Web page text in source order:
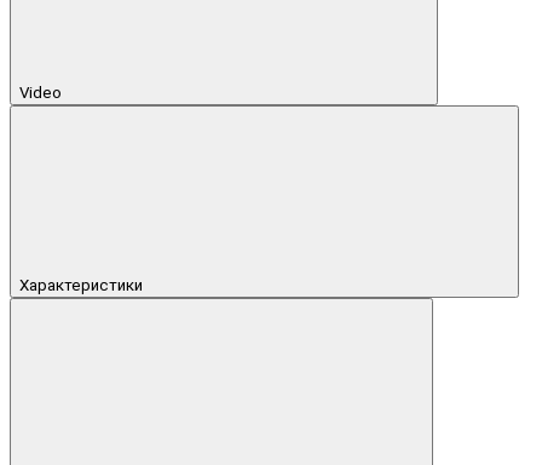
Video
Характеристики